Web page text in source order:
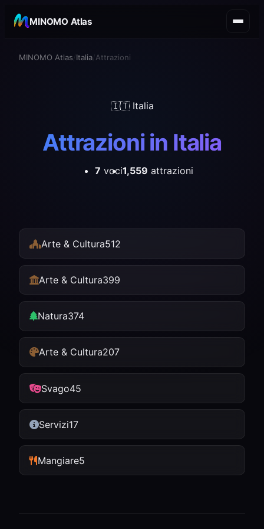
MINOMO Atlas
MINOMO Atlas Italia Attrazioni
🇮🇹 Italia
Attrazioni in Italia
7 voci1,559 attrazioni
Arte & Cultura512
Arte & Cultura399
Natura374
Arte & Cultura207
Svago45
Servizi17
Mangiare5